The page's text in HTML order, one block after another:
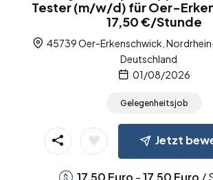
Tester (m/w/d) für Oer-
17,50 €/Stunde
45739 Oer-Erkenschwick,
Deutschland
01/08/2026
Gelegenheitsjob
Jetzt
17,50 Euro -17,50 Euro /